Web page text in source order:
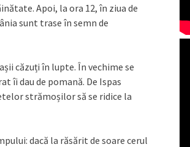
Apoi, la ora 12, în ziua de
sunt trase în semn de
căzuți în lupte. În vechime se
îi dau de pomană. De Ispas
strămoșilor să se ridice la
dacă la răsărit de soare cerul